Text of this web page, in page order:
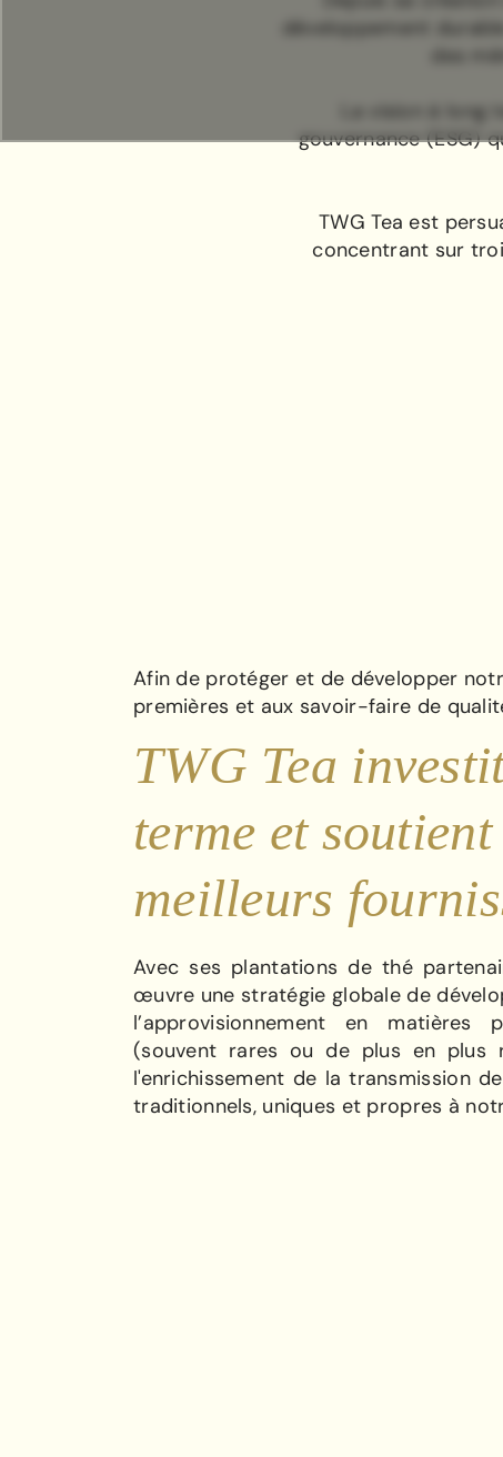
développement
des
La vision à
gouvernance (ESG)
TWG Tea est
concentrant sur
Afin de protéger et de développer
premières et aux savoir-faire de
TWG Tea
terme et soutient
meilleurs
Avec ses plantations de thé
œuvre une stratégie globale de
l’approvisionnement en matières
(souvent rares ou de plus en plus
l'enrichissement de la transmission
traditionnels, uniques et propres à